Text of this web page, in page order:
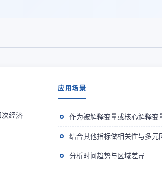
次经济
应用场景
作为被解释变量或核心解释变
结合其他指标做相关性与多元
分析时间趋势与区域差异